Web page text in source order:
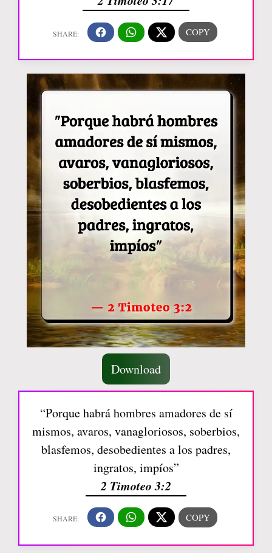
Download
“Porque habrá hombres amadores de sí
mismos, avaros, vanagloriosos, soberbios,
blasfemos, desobedientes a los padres,
ingratos, impíos”
2 Timoteo 3:2